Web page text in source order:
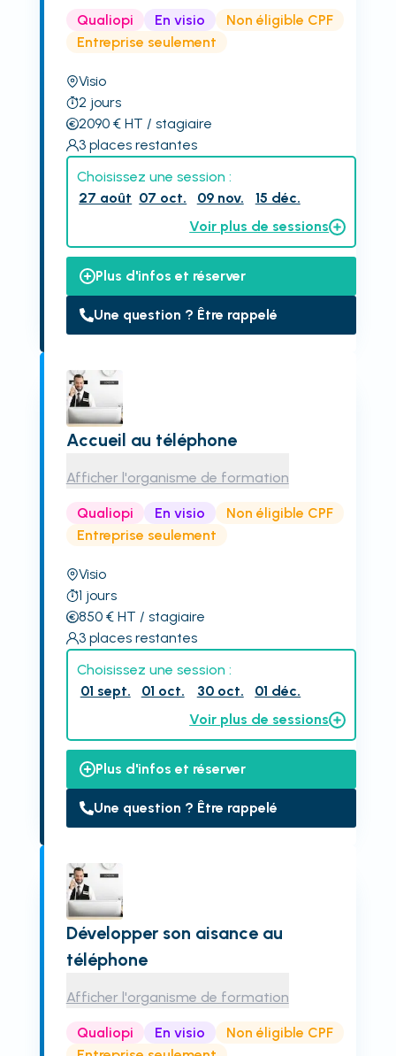
Qualiopi En visio
Non éligible CPF
Entreprise seulement
Visio
2 jours
2090€ HT / stagiaire
3 places restantes
Choisissez une session :
27 août 07 oct. 09 nov.
15 déc.
Voir plus de sessions
Plus d'infos et réserver
Une question ? Être rappelé
Accueil au téléphone
Afficher l'organisme de formation
Qualiopi En visio
Non éligible CPF
Entreprise seulement
Visio
1 jours
850€ HT / stagiaire
3 places restantes
Choisissez une session :
01 sept.
01 oct. 30 oct.
01 déc.
Voir plus de sessions
Plus d'infos et réserver
Une question ? Être rappelé
Développer son aisance au
téléphone
Afficher l'organisme de formation
Qualiopi En visio
Non éligible CPF